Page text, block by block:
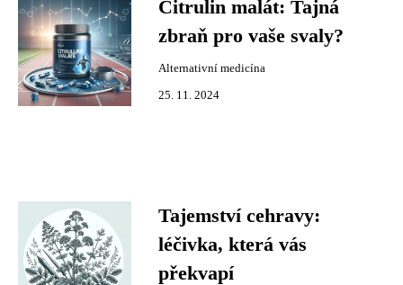
Citrulin malát: Tajná
zbraň pro vaše svaly?
Alternativní medicína
25. 11. 2024
Tajemství cehravy:
léčivka, která vás
překvapí